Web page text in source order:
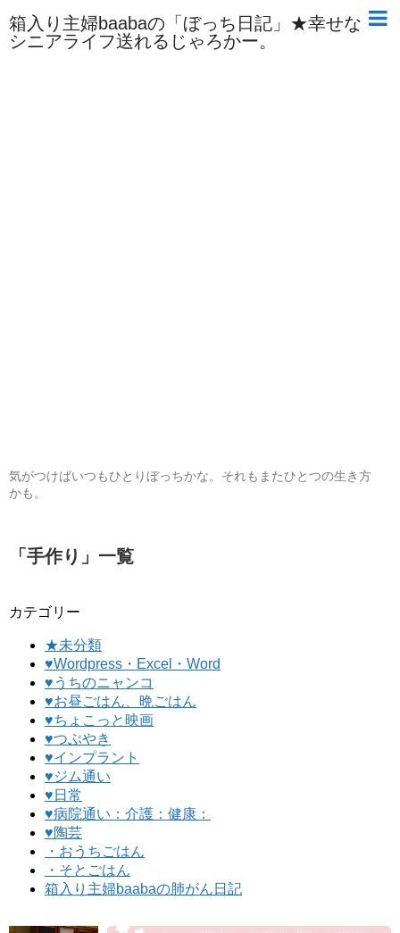
箱入り主婦baabaの「ぼっち日記」★幸せな
シニアライフ送れるじゃろかー。
気がつけばいつもひとりぼっちかな。それもまたひとつの生き方
かも。
「 手作り 」 一覧
カテゴリー
★未分類
♥Wordpress・Excel・Word
♥うちのニャンコ
♥お昼ごはん、晩ごはん
♥ちょこっと映画
♥つぶやき
♥インプラント
♥ジム通い
♥日常
♥病院通い：介護：健康：
♥陶芸
・おうちごはん
・そとごはん
箱入り主婦baabaの肺がん日記